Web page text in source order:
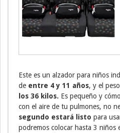
Este es un alzador para niños
de entre 4 y 11 años, y el peso
los 36 kilos. Es pequeño y
con el aire de tu pulmones, no
segundo estará listo para
podremos colocar hasta 3 niños